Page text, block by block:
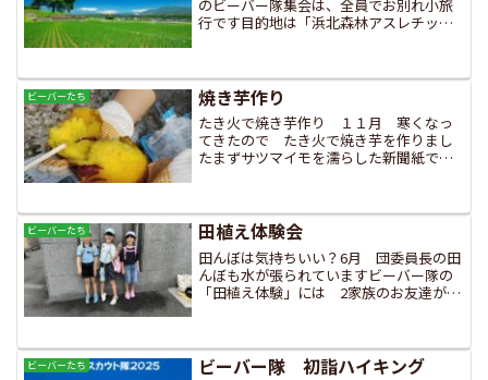
のビーバー隊集会は、全員でお別れ小旅
行です目的地は「浜北森林アスレチッ
べ続いて、モンキーブリッジ半分チャレ
ンジしたところで、息抜きの...
ビーバーたち 焼き芋作り
たき火で焼き芋作り １１月 寒くなっ
てきたので たき火で焼き芋を作りまし
たまずサツマイモを濡らした新聞紙で包
サツマイモを置きます３０分くらいで焼
き上がり 新聞紙を剥がし...
ビーバーたち 田植え体験会
田んぼは気持ちいい？6月 団委員長の田
んぼも水が張られていますビーバー隊の
「田植え体験」には 2家族のお友達が参
プを目安に 苗を植えていきます土の奥
までしっかりと植えま...
ビーバーたち ビーバー隊 初詣ハイキング